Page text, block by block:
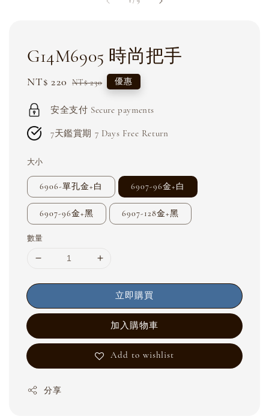
G14M6905 時尚把手
Sale
NT$ 220 Regular
NT$ 230 優惠
安全支付 Secure payments
7天鑑賞期 7 Days Free Return
大小
6906-單孔金+白 6907-96金+白
6907-96金+黑 6907-128金+黑
數量
立即購買
加入購物車
Add to wishlist
分享